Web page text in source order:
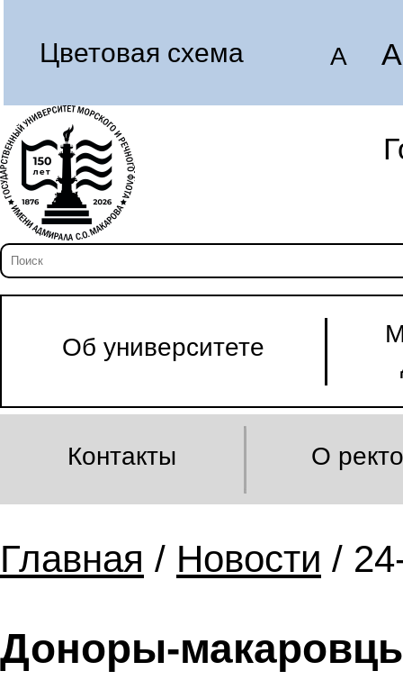
Цветовая схема A A
Об университете
Контакты О
Главная / Новости /
Доноры-